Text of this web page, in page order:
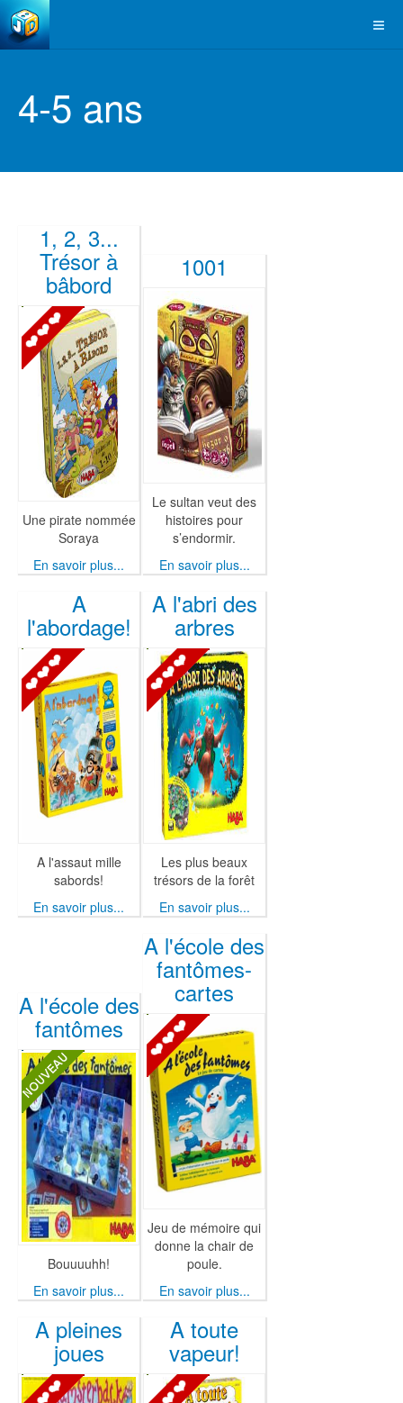
4-5 ans
1, 2, 3...
Trésor à
bâbord
Une pirate nommée
Soraya
En savoir plus...
1001
Le sultan veut des
histoires pour
s’endormir.
En savoir plus...
A
l'abordage!
A l'assaut mille
sabords!
En savoir plus...
A l'abri des
arbres
Les plus beaux
trésors de la forêt
En savoir plus...
A l'école des
fantômes
Bouuuuhh!
En savoir plus...
A l'école des
fantômes-
cartes
Jeu de mémoire qui
donne la chair de
poule.
En savoir plus...
A pleines
joues
A toute
vapeur!